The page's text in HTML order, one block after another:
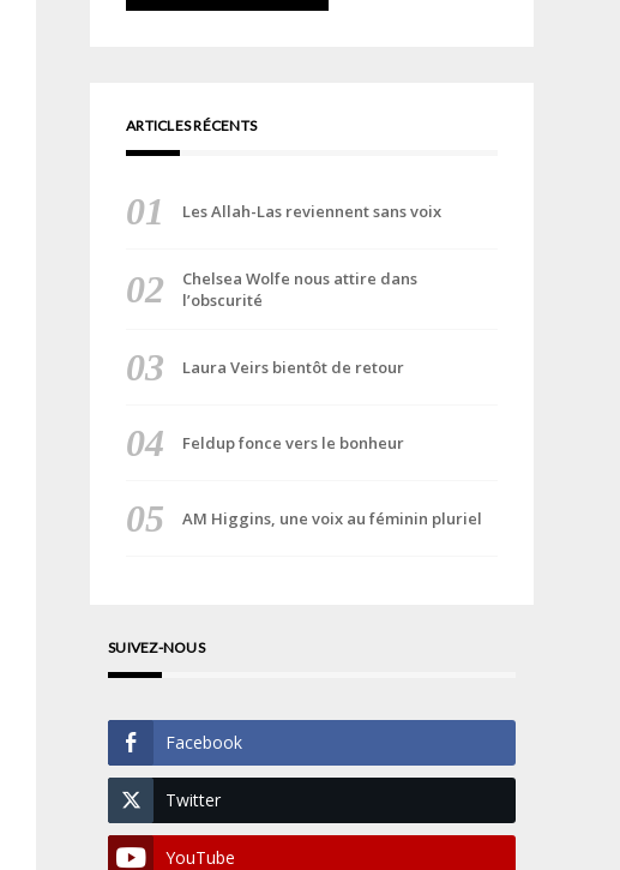
ARTICLES RÉCENTS
Les Allah-Las reviennent sans voix
Chelsea Wolfe nous attire dans
l’obscurité
Laura Veirs bientôt de retour
Feldup fonce vers le bonheur
AM Higgins, une voix au féminin pluriel
SUIVEZ-NOUS
Facebook
Twitter
YouTube